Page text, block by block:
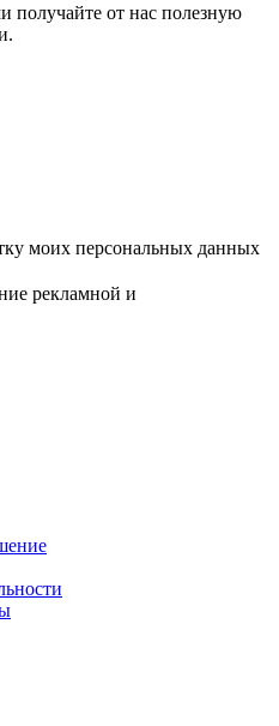
получайте от нас полезную
моих персональных данных
рекламной и